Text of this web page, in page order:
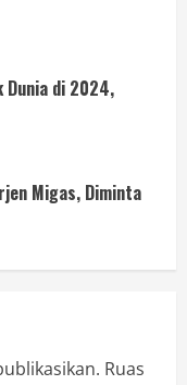
Dunia di 2024,
Migas, Diminta
Ruas